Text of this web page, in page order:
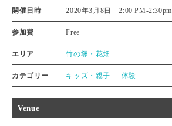
開催日時 2020年3月8日 2:00 PM-2:30pm
参加費 Free
エリア 竹の塚・花畑
カテゴリー キッズ・親子 体験
Venue